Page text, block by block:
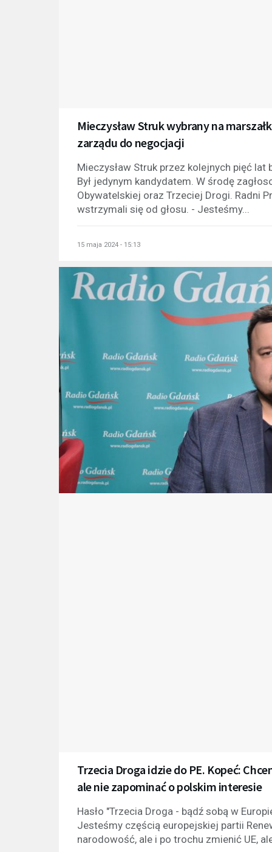
Mieczysław Struk wybrany na
zarządu do negocjacji
Mieczysław Struk przez kolejnych pięć
Był jedynym kandydatem. W środę
Obywatelskiej oraz Trzeciej Drogi. Radni
wstrzymali się od głosu. - Jesteśmy...
15 maja 2024 - 15:13
Trzecia Droga idzie do PE. Kopeć:
ale nie zapominać o polskim interesie
Hasło "Trzecia Droga - bądź sobą w
Jesteśmy częścią europejskiej partii
narodowość, ale i po trochu zmienić UE,